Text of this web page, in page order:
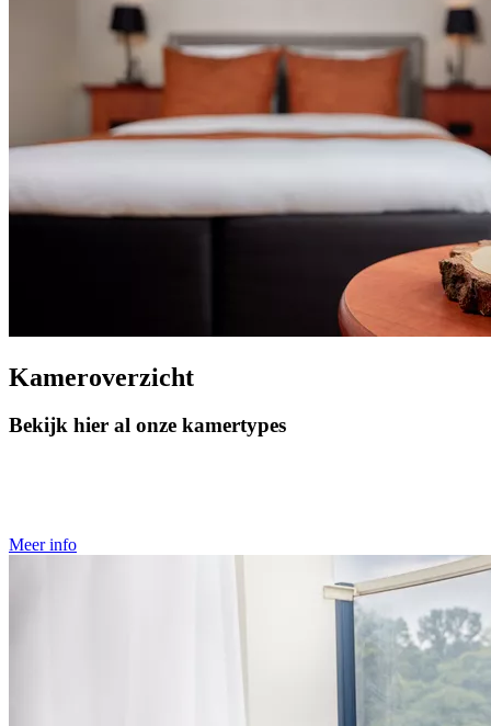
Kameroverzicht
Bekijk hier al onze kamertypes
Meer info